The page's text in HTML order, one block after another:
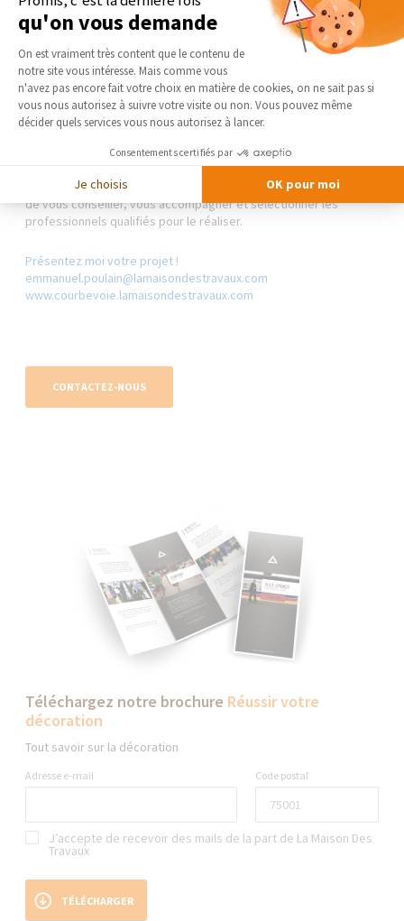
à travailler selon vos goûts. Pensez aux couleurs, aux matières,
aux fauteuils que vous aimez. Placez des coussins sur le canapé
pour créer une atmosphère de style
. Personnalisez ensuite
votre salon en habillant les murs avec des photos, des tableaux...
Pour votre projet d’aménagement de votre salon
contactez votre courtier en travaux
de La Maison Des Travaux Courbevoie
. Celui-ci se fera un plaisir
de vous conseiller, vous accompagner et sélectionner les
professionnels qualifiés pour le réaliser.
Présentez moi votre projet !
emmanuel.poulain@lamaisondestravaux.com​
www.courbevoie.lamaisondestravaux.com
CONTACTEZ-NOUS
Téléchargez notre brochure Réussir votre
décoration
Tout savoir sur la décoration
Adresse e-mail Code postal
J’accepte de recevoir des mails de la part de La Maison Des
Travaux
TÉLÉCHARGER
qu'on vous demande
Plateforme de Gestion du
On est vraiment très content que le contenu de
notre site vous intéresse. Mais comme vous
n'avez pas encore fait votre choix en matière de cookies, on ne sait pas si
vous nous autorisez à suivre votre visite ou non. Vous pouvez même
décider quels services vous nous autorisez à lancer.
Consentements certifiés par
Je choisis OK pour moi
Axeptio consent